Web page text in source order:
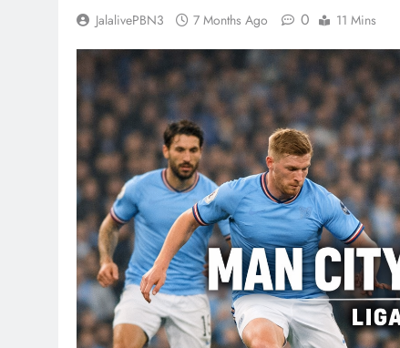
JalalivePBN3 7 Months Ago 0 11 Mins